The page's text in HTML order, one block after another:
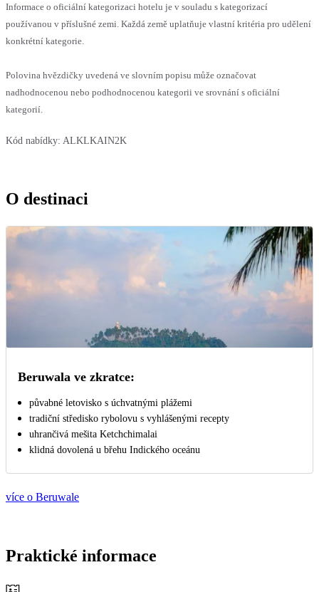
Informace o oficiální kategorizaci hotelu je v souladu s kategorizací
používanou v příslušné zemi. Každá země uplatňuje vlastní kritéria pro udělení
konkrétní kategorie.
Polovina hvězdičky uvedená ve slovním popisu může označovat
nadhodnocenou nebo podhodnocenou kategorii ve srovnání s oficiální
kategorií.
Kód nabídky: ALKLKAIN2K
O destinaci
Beruwala ve zkratce:
půvabné letovisko s úchvatnými plážemi
tradiční středisko rybolovu s vyhlášenými recepty
uhrančivá mešita Ketchchimalai
klidná dovolená u břehu Indického oceánu
více o Beruwale
Praktické informace